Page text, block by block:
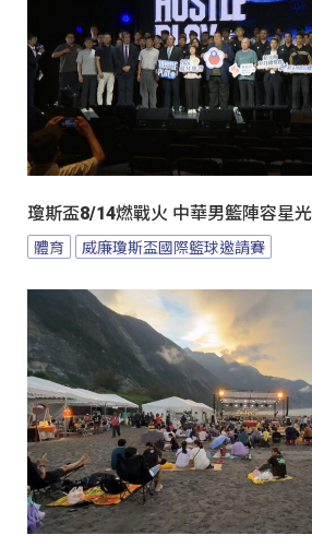
瓊斯盃8/14燃戰火 中華男籃陣容星
體育 威廉瓊斯盃國際籃球邀請賽